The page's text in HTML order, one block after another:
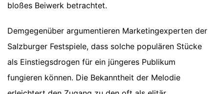
bloßes Beiwerk betrachtet.
Demgegenüber argumentieren Marketingexperten der
Salzburger Festspiele, dass solche populären Stücke
als Einstiegsdrogen für ein jüngeres Publikum
fungieren können. Die Bekanntheit der Melodie